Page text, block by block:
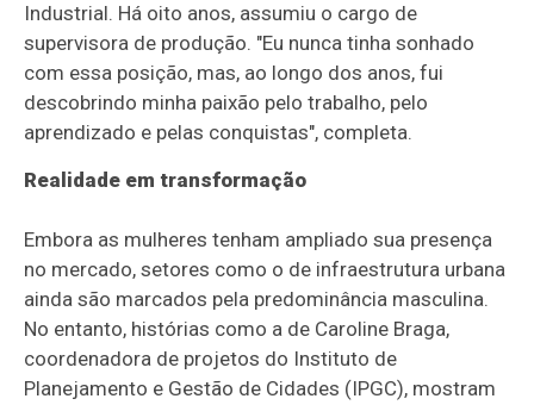
Industrial. Há oito anos, assumiu o cargo de
supervisora de produção. "Eu nunca tinha sonhado
com essa posição, mas, ao longo dos anos, fui
descobrindo minha paixão pelo trabalho, pelo
aprendizado e pelas conquistas", completa.
Realidade em transformação
Embora as mulheres tenham ampliado sua presença
no mercado, setores como o de infraestrutura urbana
ainda são marcados pela predominância masculina.
No entanto, histórias como a de Caroline Braga,
coordenadora de projetos do Instituto de
Planejamento e Gestão de Cidades (IPGC), mostram